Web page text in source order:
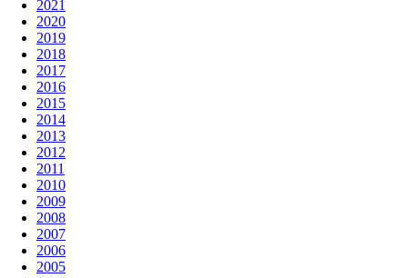
2021
2020
2019
2018
2017
2016
2015
2014
2013
2012
2011
2010
2009
2008
2007
2006
2005